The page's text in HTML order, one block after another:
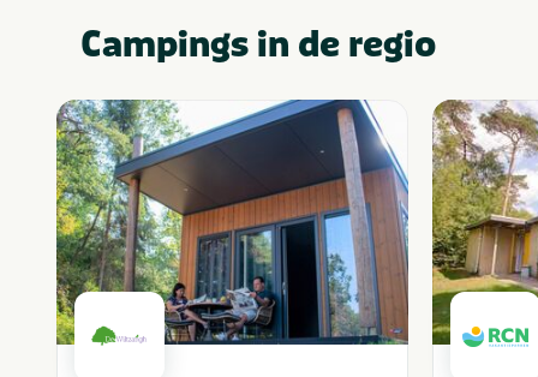
Campings in de regio